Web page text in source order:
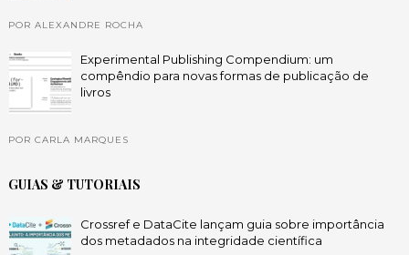
POR ALEXANDRE ROCHA
Experimental Publishing Compendium: um
compêndio para novas formas de publicação de
livros
POR CARLA MARQUES
GUIAS & TUTORIAIS
Crossref e DataCite lançam guia sobre importância
dos metadados na integridade científica